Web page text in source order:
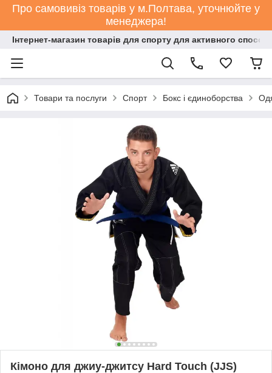
Про самовивіз товарів у м.Полтава, уточнюйте у
менеджера!
Інтернет-магазин товарів для спорту для активного
Товари та послуги Спорт Бокс і єдиноборства
Кімоно для джиу-джитсу Hard Touch (JJS)